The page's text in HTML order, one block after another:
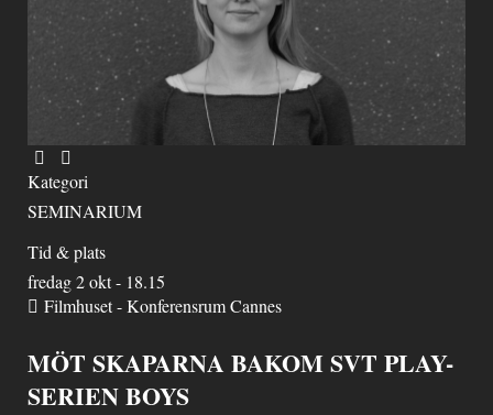
Kategori
SEMINARIUM
Tid & plats
fredag 2 okt - 18.15
Filmhuset - Konferensrum Cannes
MÖT SKAPARNA BAKOM SVT PLAY-
SERIEN BOYS